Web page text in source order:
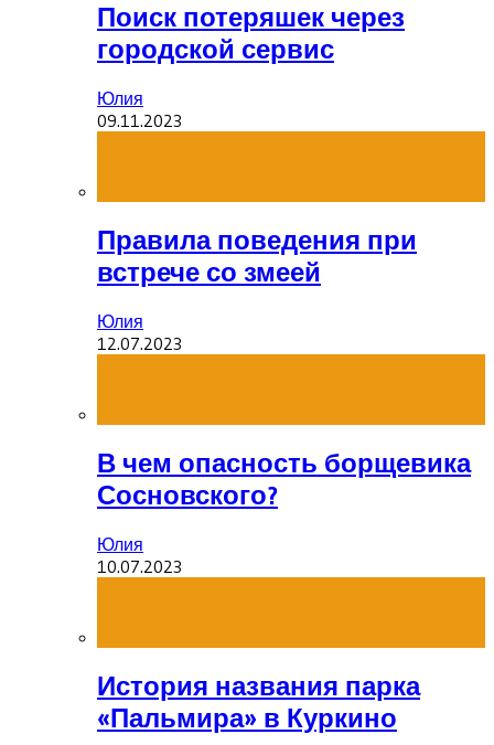
Поиск потеряшек через
городской сервис
Юлия
09.11.2023
Правила поведения при
встрече со змеей
Юлия
12.07.2023
В чем опасность борщевика
Сосновского?
Юлия
10.07.2023
История названия парка
«Пальмира» в Куркино